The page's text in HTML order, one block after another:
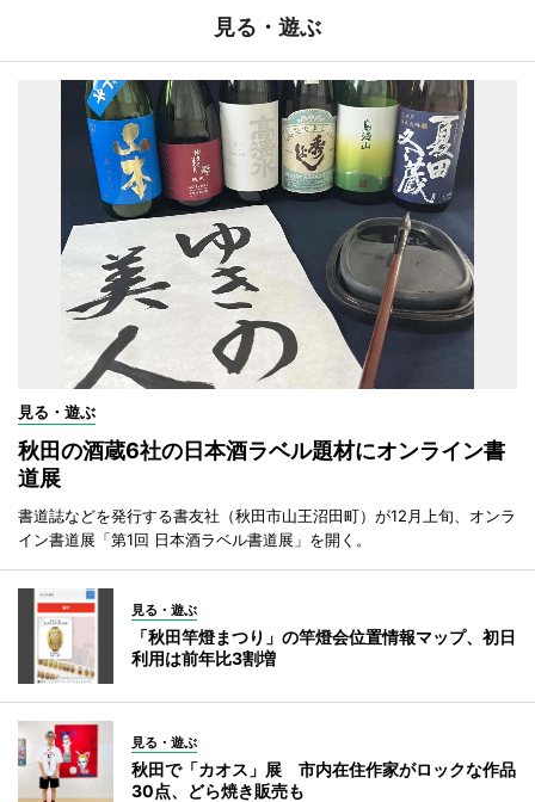
見る・遊ぶ
見る・遊ぶ
秋田の酒蔵6社の日本酒ラベル題材にオンライン書
道展
書道誌などを発行する書友社（秋田市山王沼田町）が12月上旬、オンラ
イン書道展「第1回 日本酒ラベル書道展」を開く。
見る・遊ぶ
「秋田竿燈まつり」の竿燈会位置情報マップ、初日
利用は前年比3割増
見る・遊ぶ
秋田で「カオス」展 市内在住作家がロックな作品
30点、どら焼き販売も